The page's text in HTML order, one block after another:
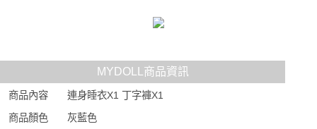
MYDOLL商品資訊
商品內容
連身睡衣X1 丁字褲X1
商品顏色
灰藍色